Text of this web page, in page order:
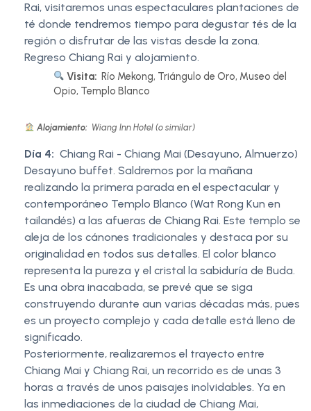
Rai, visitaremos unas espectaculares plantaciones de
té donde tendremos tiempo para degustar tés de la
región o disfrutar de las vistas desde la zona.
Regreso Chiang Rai y alojamiento.
Visita: Río Mekong, Triángulo de Oro, Museo del
Opio, Templo Blanco
Alojamiento: Wiang Inn Hotel (o similar)
Día 4: Chiang Rai - Chiang Mai (Desayuno, Almuerzo)
Desayuno buffet. Saldremos por la mañana
realizando la primera parada en el espectacular y
contemporáneo Templo Blanco (Wat Rong Kun en
tailandés) a las afueras de Chiang Rai. Este templo se
aleja de los cánones tradicionales y destaca por su
originalidad en todos sus detalles. El color blanco
representa la pureza y el cristal la sabiduría de Buda.
Es una obra inacabada, se prevé que se siga
construyendo durante aun varias décadas más, pues
es un proyecto complejo y cada detalle está lleno de
significado.
Posteriormente, realizaremos el trayecto entre
Chiang Mai y Chiang Rai, un recorrido es de unas 3
horas a través de unos paisajes inolvidables. Ya en
las inmediaciones de la ciudad de Chiang Mai,